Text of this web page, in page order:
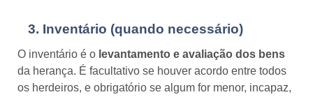
3. Inventário (quando necessário)
O inventário é o levantamento e avaliação dos bens
da herança. É facultativo se houver acordo entre todos
os herdeiros, e obrigatório se algum for menor, incapaz,